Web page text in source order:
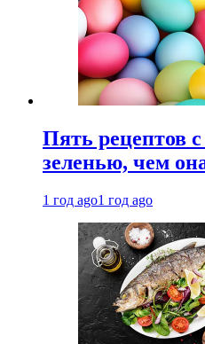
Пять рецептов
зеленью, чем
1 год ago1 год ago